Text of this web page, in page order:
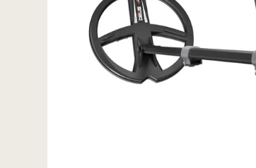
ACE / Apex
Excalibur